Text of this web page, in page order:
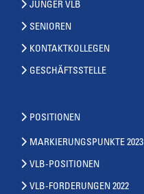
JUNGER VLB
SENIOREN
KONTAKTKOLLEGEN
GESCHÄFTSSTELLE
POSITIONEN
MARKIERUNGSPUNKTE 2023
VLB-POSITIONEN
VLB-FORDERUNGEN 2022